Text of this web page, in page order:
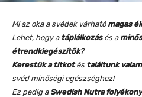
Mi az oka a svédek várható magas
Lehet, hogy a táplálkozásés a
étrendkiegészítők?
Kerestük a titkotés találtunk
svéd minőségi egészséghez!
Ez pedig a Swedish Nutra